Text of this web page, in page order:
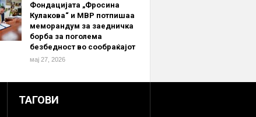
Фондацијата „Фросина
Кулакова“ и МВР потпишаа
меморандум за заедничка
борба за поголема
безбедност во сообраќајот
мај 27, 2026
ТАГОВИ